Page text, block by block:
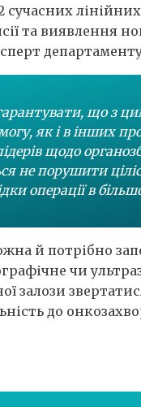
сучасних
та виявлення
що з
як і в інших
щодо
не порушити
операції в
й потрібно
чи
залози
до